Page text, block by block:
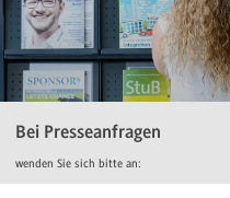
Bei Presseanfragen
wenden Sie sich bitte an: